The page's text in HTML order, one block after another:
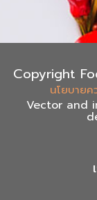
Copyright
นโยบายค
Vector and